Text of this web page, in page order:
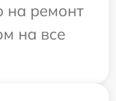
на ремонт
на все